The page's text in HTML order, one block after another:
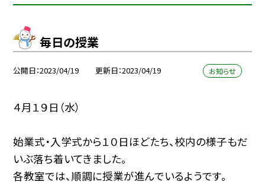
毎日の授業
公開日 2023/04/19 更新日 2023/04/19 お知らせ
４月１９日（水）
始業式・入学式から１０日ほどたち、校内の様子もだ
いぶ落ち着いてきました。
各教室では、順調に授業が進んでいるようです。